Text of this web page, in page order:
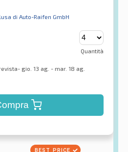
di Auto-Raifen GmbH
Quantità
gio. 13 ag. - mar. 18 ag.